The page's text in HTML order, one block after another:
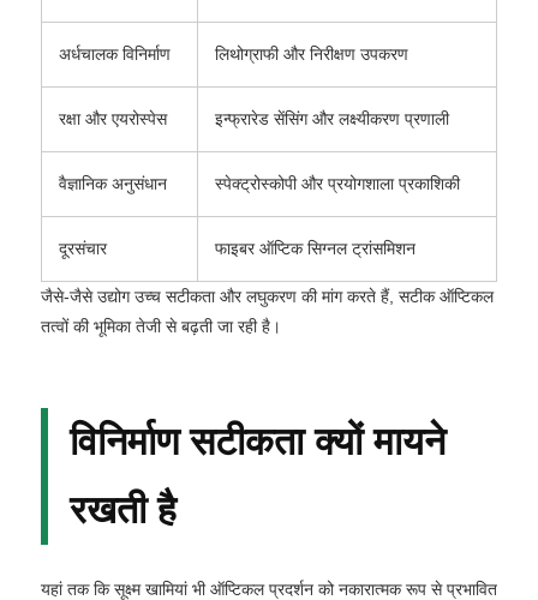
अर्धचालक विनिर्माण लिथोग्राफी और निरीक्षण उपकरण
रक्षा और एयरोस्पेस इन्फ्रारेड सेंसिंग और लक्ष्यीकरण प्रणाली
वैज्ञानिक अनुसंधान स्पेक्ट्रोस्कोपी और प्रयोगशाला प्रकाशिकी
दूरसंचार फाइबर ऑप्टिक सिग्नल ट्रांसमिशन
जैसे-जैसे उद्योग उच्च सटीकता और लघुकरण की मांग करते हैं, सटीक ऑप्टिकल
तत्वों की भूमिका तेजी से बढ़ती जा रही है।
विनिर्माण सटीकता क्यों मायने
रखती है
यहां तक ​​कि सूक्ष्म खामियां भी ऑप्टिकल प्रदर्शन को नकारात्मक रूप से प्रभावित